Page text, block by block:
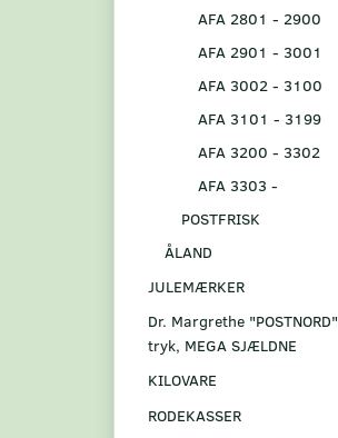
AFA 2801 - 2900
AFA 2901 - 3001
AFA 3002 - 3100
AFA 3101 - 3199
AFA 3200 - 3302
AFA 3303 -
POSTFRISK
ÅLAND
JULEMÆRKER
Dr. Margrethe "POSTNORD"
tryk, MEGA SJÆLDNE
KILOVARE
RODEKASSER